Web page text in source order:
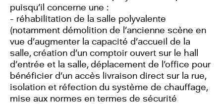
puisqu’il concerne une :
- réhabilitation de la salle polyvalente
(notamment démolition de l’ancienne scène en
vue d’augmenter la capacité d’accueil de la
salle, création d’un comptoir ouvert sur le hall
d’entrée et la salle, déplacement de l’office pour
bénéficier d’un accès livraison direct sur la rue,
isolation et réfection du système de chauffage,
mise aux normes en termes de sécurité